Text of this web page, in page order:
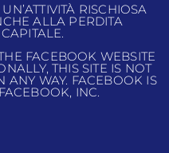
RISCHIOSA
ALLA PERDITA
FACEBOOK WEBSITE
THIS SITE IS NOT
ANY WAY. FACEBOOK IS
INC.